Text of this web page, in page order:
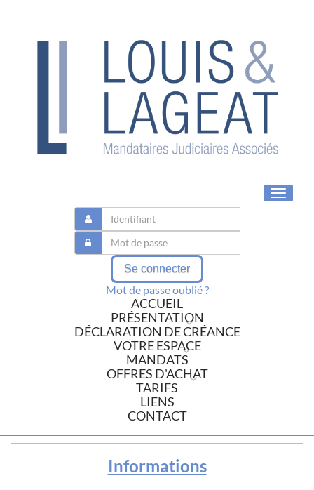
Toggle
Se connecter
Mot de passe oublié ?
ACCUEIL
PRÉSENTATION
DÉCLARATION DE CRÉANCE
VOTRE ESPACE
MANDATS
OFFRES D'ACHAT
TARIFS
LIENS
CONTACT
Informations